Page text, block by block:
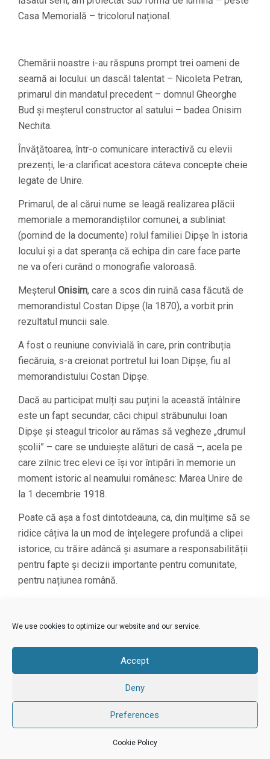
We use cookies to optimize our website and our service.
Accept
Deny
Preferences
Cookie Policy
Casa Memorială – tricolorul național.
Chemării noastre i-au răspuns prompt trei oameni de
seamă ai locului: un dascăl talentat – Nicoleta Petran,
primarul din mandatul precedent – domnul Gheorghe
Bud și meșterul constructor al satului – badea Onisim
Nechita.
Învățătoarea, într-o comunicare interactivă cu elevii
prezenți, le-a clarificat acestora câteva concepte cheie
legate de Unire.
Primarul, de al cărui nume se leagă realizarea plăcii
memoriale a memorandiștilor comunei, a subliniat
(pornind de la documente) rolul familiei Dipșe în istoria
locului și a dat speranța că echipa din care face parte
ne va oferi curând o monografie valoroasă.
Meșterul Onisim, care a scos din ruină casa făcută de
memorandistul Costan Dipșe (la 1870), a vorbit prin
rezultatul muncii sale.
A fost o reuniune convivială în care, prin contribuția
fiecăruia, s-a creionat portretul lui Ioan Dipșe, fiu al
memorandistului Costan Dipșe.
Dacă au participat mulți sau puțini la această întâlnire
este un fapt secundar, căci chipul străbunului Ioan
Dipșe și steagul tricolor au rămas să vegheze „drumul
școlii” – care se unduiește alături de casă –, acela pe
care zilnic trec elevi ce își vor întipări în memorie un
moment istoric al neamului românesc: Marea Unire de
la 1 decembrie 1918.
Poate că așa a fost dintotdeauna, ca, din mulțime să se
ridice câțiva la un mod de înțelegere profundă a clipei
istorice, cu trăire adâncă și asumare a responsabilității
pentru fapte și decizii importante pentru comunitate,
pentru națiunea română.
desfășoare la întâlnirea cu delegațiile celorlalte
provincii românești!
Memorială Dipșe nu s-a consumat în amintita după-
amiază de 17 noiembrie, ci propune coagularea de
gânduri, idei și forțe pentru întărirea și creșterea